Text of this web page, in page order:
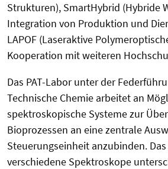
Strukturen), SmartHybrid (Hybride
Integration von Produktion und
LAPOF (Laseraktive
Kooperation mit weiteren
Das PAT-Labor unter der
Technische Chemie arbeitet an
spektroskopische Systeme zur
Bioprozessen an eine zentrale
Steuerungseinheit anzubinden.
verschiedene Spektroskope